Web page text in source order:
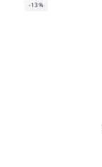
-13%